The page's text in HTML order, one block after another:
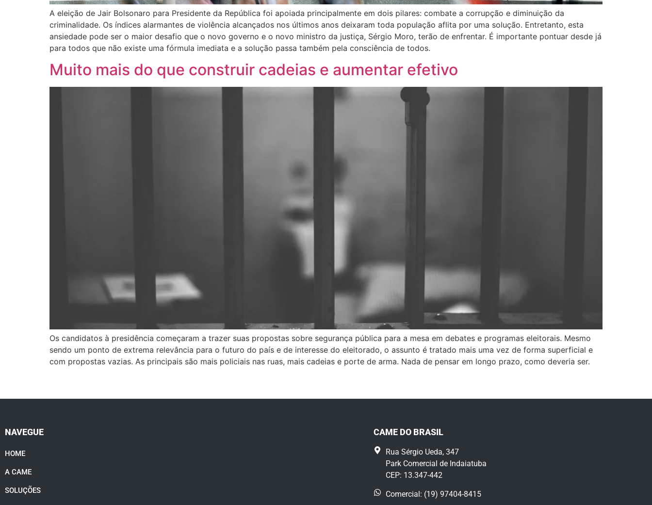
A eleição de Jair Bolsonaro para Presidente da República foi apoiada principalmente em dois pilares: combate a corrupção e diminuição da
criminalidade. Os índices alarmantes de violência alcançados nos últimos anos deixaram toda população aflita por uma solução. Entretanto, esta
ansiedade pode ser o maior desafio que o novo governo e o novo ministro da justiça, Sérgio Moro, terão de enfrentar. É importante pontuar desde já
para todos que não existe uma fórmula imediata e a solução passa também pela consciência de todos.
Muito mais do que construir cadeias e aumentar efetivo
Os candidatos à presidência começaram a trazer suas propostas sobre segurança pública para a mesa em debates e programas eleitorais. Mesmo
sendo um ponto de extrema relevância para o futuro do país e de interesse do eleitorado, o assunto é tratado mais uma vez de forma superficial e
com propostas vazias. As principais são mais policiais nas ruas, mais cadeias e porte de arma. Nada de pensar em longo prazo, como deveria ser.
NAVEGUE
HOME
A CAME
SOLUÇÕES
CAME DO BRASIL
Rua Sérgio Ueda, 347
Park Comercial de Indaiatuba
CEP: 13.347-442
Comercial: (19) 97404-8415